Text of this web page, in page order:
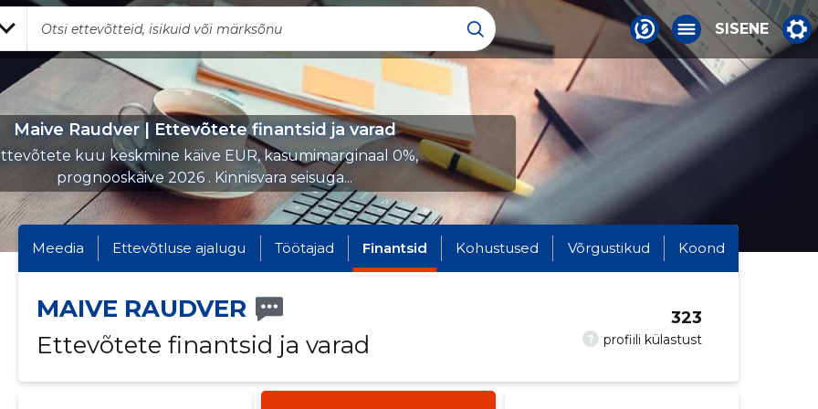
SISENE
Maive Raudver | Ettevõtete finantsid ja varad
kuu keskmine käive EUR, kasumimarginaal 0%,
prognooskäive 2026 . Kinnisvara seisuga...
Meedia Ettevõtluse ajalugu Töötajad Finantsid Kohustused Võrgustikud Koond
MAIVE RAUDVER
Ettevõtete finantsid ja varad
? profiili külastust
323